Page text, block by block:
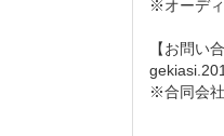
※オーデ
【お問い
※合同会